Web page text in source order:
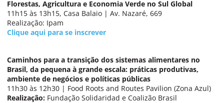
Florestas, Agricultura e Economia Verde no Sul Global
11h15 às 13h15, Casa Balaio | Av. Nazaré, 669
Realização: Ipam
Clique aqui para se inscrever
Caminhos para a transição dos sistemas alimentares no
Brasil, da pequena à grande escala: práticas produtivas,
ambiente de negócios e políticas públicas
11h30 às 12h30 | Food Roots and Routes Pavilion (Zona Azul)
Realização: Fundação Solidaridad e Coalizão Brasil